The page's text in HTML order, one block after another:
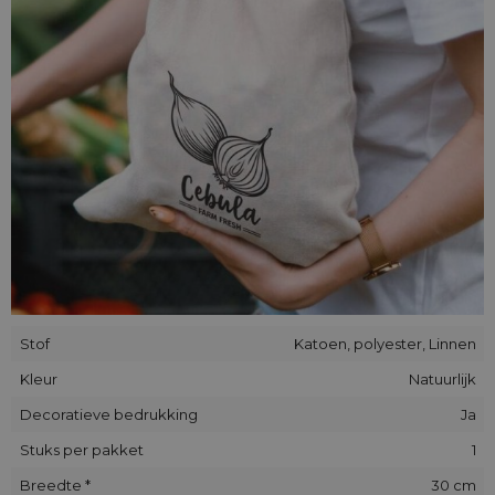
een hoge resistentie tegen uitrekken en schuren.
Alle onze zakjes zijn handgemaakt. De plaatsing van de
decoratieve applique/print in individuele stukken kan
enigszins afwijken van de op de foto's getoonde plaats.
Stof
Katoen, polyester, Linnen
Kleur
Natuurlijk
Decoratieve bedrukking
Ja
Stuks per pakket
1
Breedte *
30 cm